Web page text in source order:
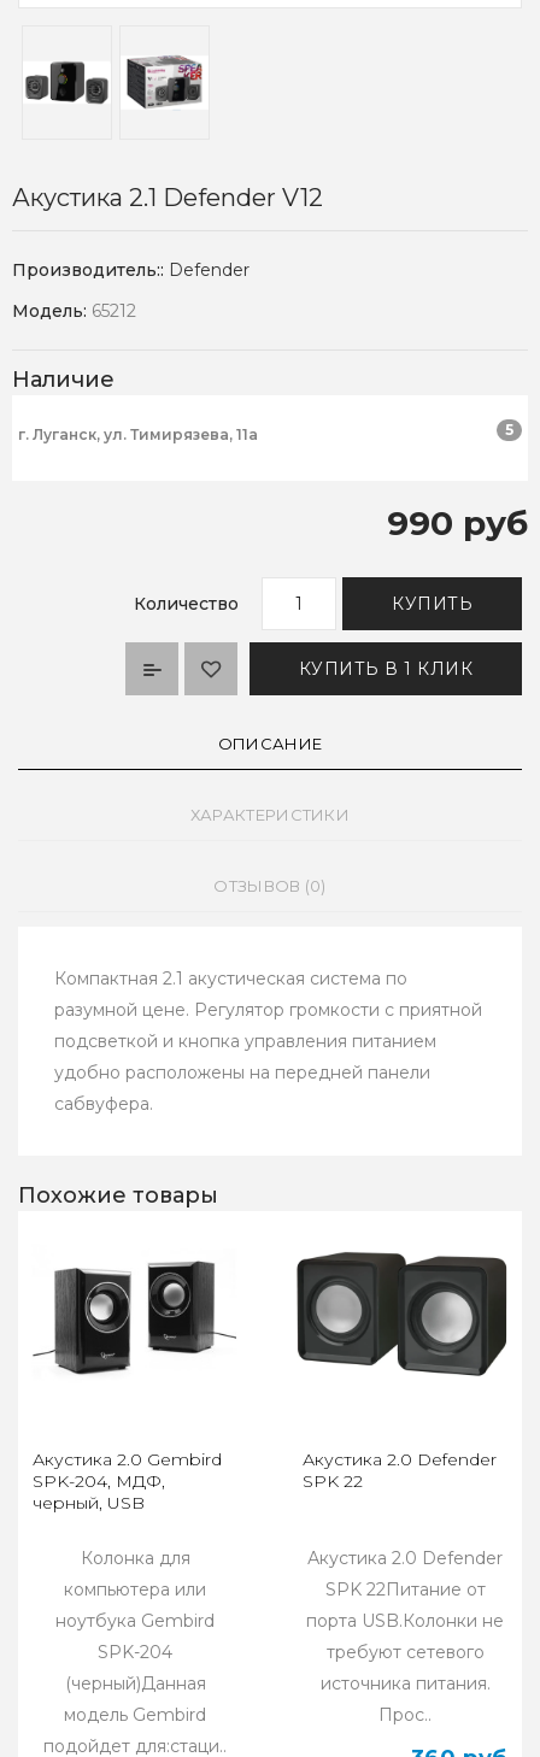
Акустика 2.1 Defender V12
Производитель:: Defender
Модель: 65212
Наличие
г. Луганск, ул. Тимирязева, 11а 5
990 руб
Количество КУПИТЬ
КУПИТЬ В 1 КЛИК
ОПИСАНИЕ
ХАРАКТЕРИСТИКИ
ОТЗЫВОВ (0)
Компактная 2.1 акустическая система по
разумной цене. Регулятор громкости с приятной
подсветкой и кнопка управления питанием
удобно расположены на передней панели
сабвуфера.
Похожие товары
Акустика 2.0 Gembird
SPK-204, МДФ,
черный, USB
Колонка для
компьютера или
ноутбука Gembird
SPK-204
(черный)Данная
модель Gembird
подойдет для:стаци..
Акустика 2.0 Defender
SPK 22
Акустика 2.0 Defender
SPK 22Питание от
порта USB.Колонки не
требуют сетевого
источника питания.
Прос..